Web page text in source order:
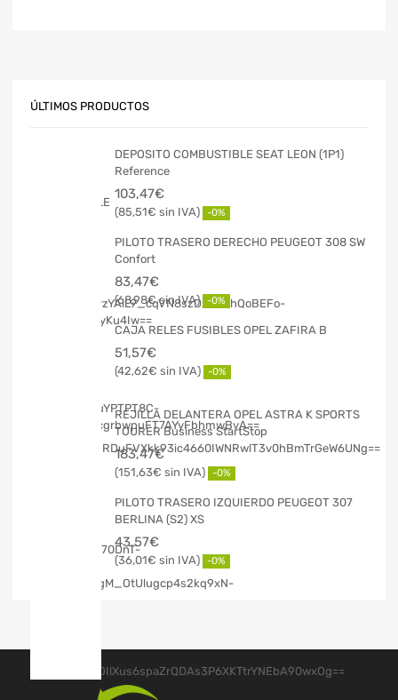
ÚLTIMOS PRODUCTOS
DEPOSITO COMBUSTIBLE SEAT LEON (1P1)
Reference
103,47€
85,51€ -0%
PILOTO TRASERO DERECHO PEUGEOT 308 SW
Confort
83,47€
68,98€ -0%
CAJA RELES FUSIBLES OPEL ZAFIRA B
51,57€
42,62€ -0%
REJILLA DELANTERA OPEL ASTRA K SPORTS
TOURER Business StartStop
183,47€
151,63€ -0%
PILOTO TRASERO IZQUIERDO PEUGEOT 307
BERLINA (S2) XS
43,57€
36,01€ -0%